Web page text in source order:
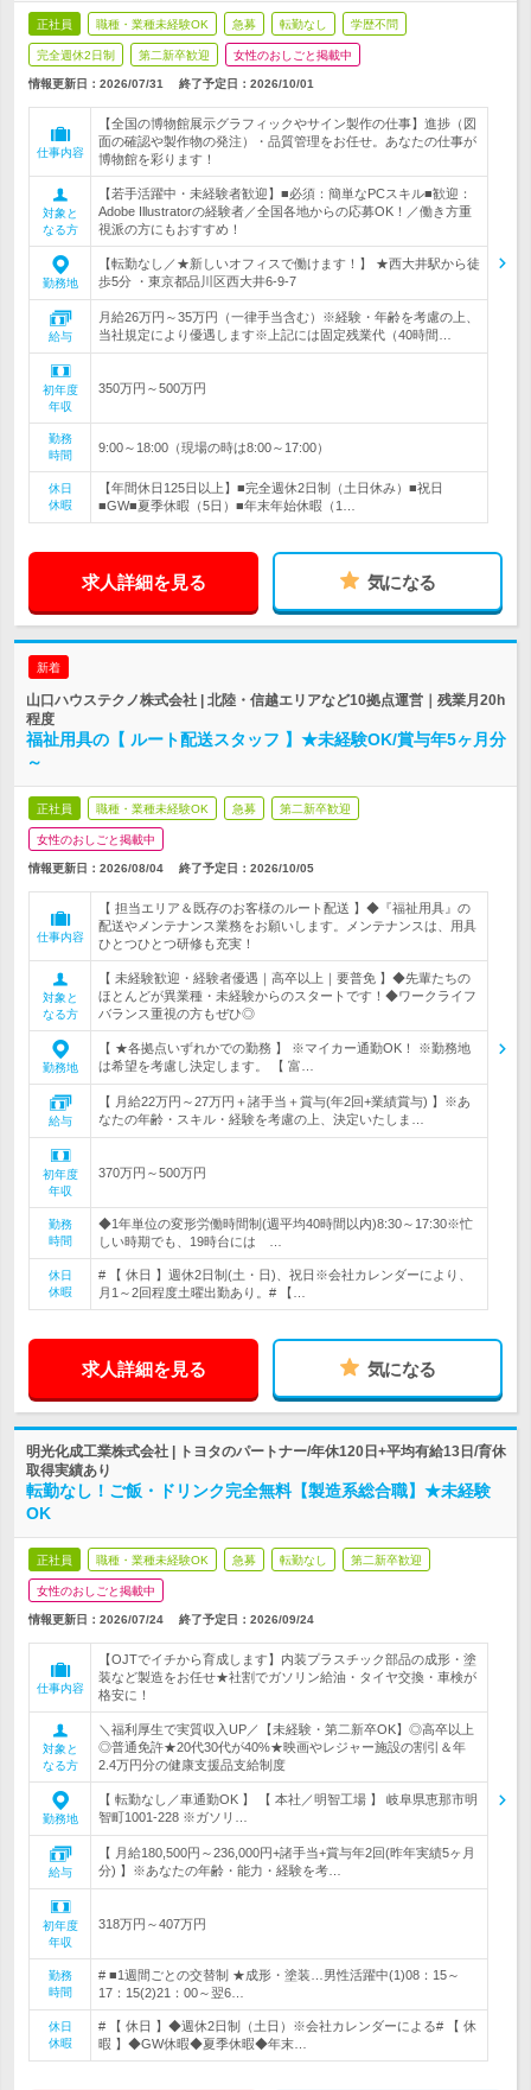
正社員 職種・業種未経験OK 急募 転勤なし 学歴不問
完全週休2日制 第二新卒歓迎 女性のおしごと掲載中
情報更新日：2026/07/31 終了予定日： 2026/10/01
仕事内容
【全国の博物館展示グラフィックやサイン製作の仕事】進捗（図
面の確認や製作物の発注）・品質管理をお任せ。あなたの仕事が
博物館を彩ります！
対象と
なる方
【若手活躍中・未経験者歓迎】■必須：簡単なPCスキル■歓迎：
Adobe Illustratorの経験者／全国各地からの応募OK！／働き方重
視派の方にもおすすめ！
勤務地
【転勤なし／★新しいオフィスで働けます！】 ★西大井駅から徒
歩5分 ・東京都品川区西大井6-9-7
給与
月給26万円～35万円（一律手当含む）※経験・年齢を考慮の上、
当社規定により優遇します※上記には固定残業代（40時間…
初年度
年収
350万円～500万円
勤務
時間
9:00～18:00（現場の時は8:00～17:00）
休日
休暇
【年間休日125日以上】■完全週休2日制（土日休み）■祝日
■GW■夏季休暇（5日）■年末年始休暇（1…
求人詳細を見る 気になる
新着
山口ハウステクノ株式会社 | 北陸・信越エリアなど10拠点運営｜残業月20h
程度
福祉用具の【 ルート配送スタッフ 】★未経験OK/賞与年5ヶ月分
～
正社員 職種・業種未経験OK 急募 第二新卒歓迎
女性のおしごと掲載中
情報更新日：2026/08/04 終了予定日： 2026/10/05
仕事内容
【 担当エリア＆既存のお客様のルート配送 】◆『福祉用具』の
配送やメンテナンス業務をお願いします。メンテナンスは、用具
ひとつひとつ研修も充実！
対象と
なる方
【 未経験歓迎・経験者優遇｜高卒以上｜要普免 】◆先輩たちの
ほとんどが異業種・未経験からのスタートです！◆ワークライフ
バランス重視の方もぜひ◎
勤務地
【 ★各拠点いずれかでの勤務 】 ※マイカー通勤OK！ ※勤務地
は希望を考慮し決定します。 【 富…
給与
【 月給22万円～27万円＋諸手当＋賞与(年2回+業績賞与) 】※あ
なたの年齢・スキル・経験を考慮の上、決定いたしま…
初年度
年収
370万円～500万円
勤務
時間
◆1年単位の変形労働時間制(週平均40時間以内)8:30～17:30※忙
しい時期でも、19時台には …
休日
休暇
# 【 休日 】週休2日制(土・日)、祝日※会社カレンダーにより、
月1～2回程度土曜出勤あり。# 【…
求人詳細を見る 気になる
明光化成工業株式会社 | トヨタのパートナー/年休120日+平均有給13日/育休
取得実績あり
転勤なし！ご飯・ドリンク完全無料【製造系総合職】★未経験
OK
正社員 職種・業種未経験OK 急募 転勤なし 第二新卒歓迎
女性のおしごと掲載中
情報更新日：2026/07/24 終了予定日： 2026/09/24
仕事内容
【OJTでイチから育成します】内装プラスチック部品の成形・塗
装など製造をお任せ★社割でガソリン給油・タイヤ交換・車検が
格安に！
対象と
なる方
＼福利厚生で実質収入UP／【未経験・第二新卒OK】◎高卒以上
◎普通免許★20代30代が40%★映画やレジャー施設の割引＆年
2.4万円分の健康支援品支給制度
勤務地
【 転勤なし／車通勤OK 】 【 本社／明智工場 】 岐阜県恵那市明
智町1001-228 ※ガソリ…
給与
【 月給180,500円～236,000円+諸手当+賞与年2回(昨年実績5ヶ月
分) 】※あなたの年齢・能力・経験を考…
初年度
年収
318万円～407万円
勤務
時間
# ■1週間ごとの交替制 ★成形・塗装…男性活躍中(1)08：15～
17：15(2)21：00～翌6…
休日
休暇
# 【 休日 】◆週休2日制（土日）※会社カレンダーによる# 【 休
暇 】◆GW休暇◆夏季休暇◆年末…